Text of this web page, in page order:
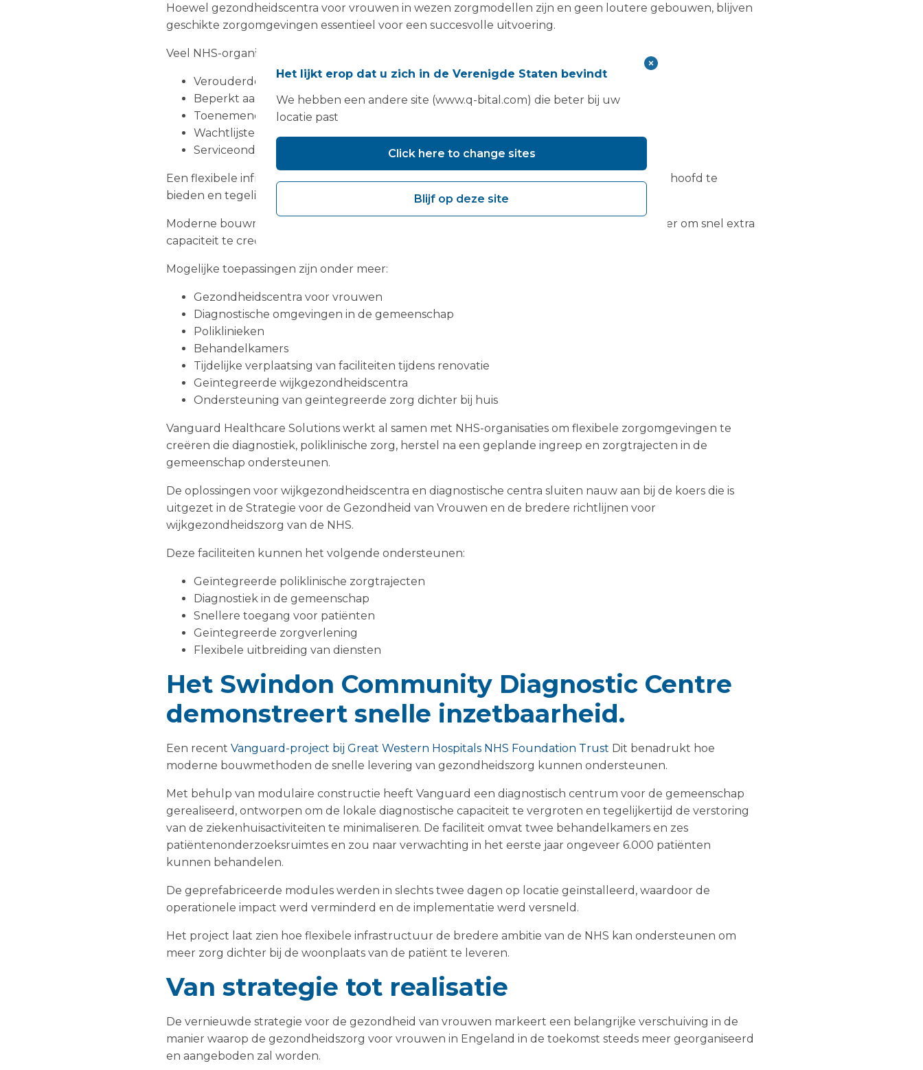
Hoewel gezondheidscentra voor vrouwen in wezen zorgmodellen zijn en geen loutere gebouwen, blijven
geschikte zorgomgevingen essentieel voor een succesvolle uitvoering.
Veel NHS-organisaties blijven te maken hebben met uitdagingen die verband houden met:
Verouderde landgoederen
Beperkt aantal poliklinische ruimtes
Toenemende vraag naar diagnostiek
Wachtlijsten voor gynaecologie
Serviceonderbrekingen tijdens renovatieprojecten
Een flexibele infrastructuur voor de gezondheidszorg kan systemen helpen deze druk het hoofd te
bieden en tegelijkertijd nieuwe zorgmodellen te ondersteunen.
Moderne bouwmethoden (MMC) en modulaire zorgfaciliteiten bieden een praktische manier om snel extra
capaciteit te creëren met minimale verstoring van de bestaande zorgomgeving.
Mogelijke toepassingen zijn onder meer:
Gezondheidscentra voor vrouwen
Diagnostische omgevingen in de gemeenschap
Poliklinieken
Behandelkamers
Tijdelijke verplaatsing van faciliteiten tijdens renovatie
Geïntegreerde wijkgezondheidscentra
Ondersteuning van geïntegreerde zorg dichter bij huis
Vanguard Healthcare Solutions werkt al samen met NHS-organisaties om flexibele zorgomgevingen te
creëren die diagnostiek, poliklinische zorg, herstel na een geplande ingreep en zorgtrajecten in de
gemeenschap ondersteunen.
De oplossingen voor wijkgezondheidscentra en diagnostische centra sluiten nauw aan bij de koers die is
uitgezet in de Strategie voor de Gezondheid van Vrouwen en de bredere richtlijnen voor
wijkgezondheidszorg van de NHS.
Deze faciliteiten kunnen het volgende ondersteunen:
Geïntegreerde poliklinische zorgtrajecten
Diagnostiek in de gemeenschap
Snellere toegang voor patiënten
Geïntegreerde zorgverlening
Flexibele uitbreiding van diensten
Het Swindon Community Diagnostic Centre
demonstreert snelle inzetbaarheid.
Een recent Vanguard-project bij Great Western Hospitals NHS Foundation Trust Dit benadrukt hoe
moderne bouwmethoden de snelle levering van gezondheidszorg kunnen ondersteunen.
Met behulp van modulaire constructie heeft Vanguard een diagnostisch centrum voor de gemeenschap
gerealiseerd, ontworpen om de lokale diagnostische capaciteit te vergroten en tegelijkertijd de verstoring
van de ziekenhuisactiviteiten te minimaliseren. De faciliteit omvat twee behandelkamers en zes
patiëntenonderzoeksruimtes en zou naar verwachting in het eerste jaar ongeveer 6.000 patiënten
kunnen behandelen.
De geprefabriceerde modules werden in slechts twee dagen op locatie geïnstalleerd, waardoor de
operationele impact werd verminderd en de implementatie werd versneld.
Het project laat zien hoe flexibele infrastructuur de bredere ambitie van de NHS kan ondersteunen om
meer zorg dichter bij de woonplaats van de patiënt te leveren.
Van strategie tot realisatie
De vernieuwde strategie voor de gezondheid van vrouwen markeert een belangrijke verschuiving in de
manier waarop de gezondheidszorg voor vrouwen in Engeland in de toekomst steeds meer georganiseerd
en aangeboden zal worden.
Het lijkt erop dat u zich in de Verenigde Staten bevindt
We hebben een andere site (www.q-bital.com) die beter bij uw
locatie past
Click here to change sites
Blijf op deze site